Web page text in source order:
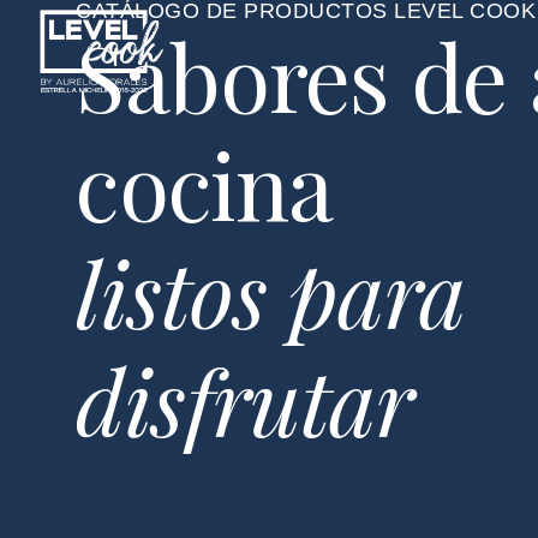
CATÁLOGO DE PRODUCTOS LEVEL COOK
Sabores de
cocina
listospara
disfrutar